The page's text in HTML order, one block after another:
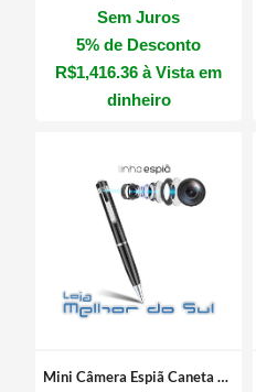
Sem Juros
5% de Desconto
R$1,416.36 à Vista em
dinheiro
Mini Câmera Espiã Caneta Gravador Full Hd Vídeo Audio 1080P